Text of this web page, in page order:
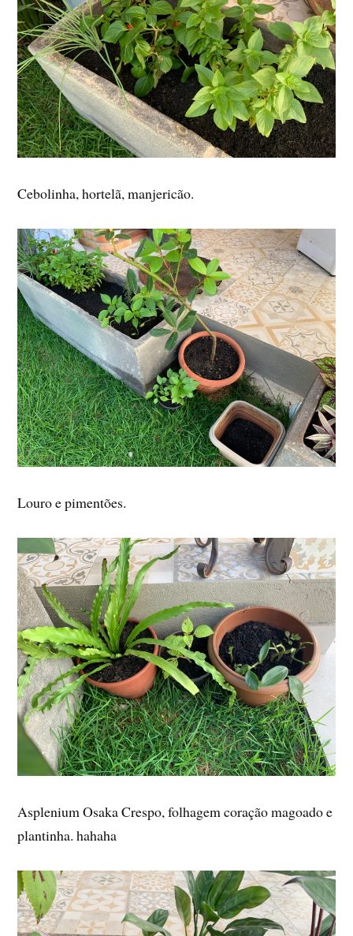
Cebolinha, hortelã, manjericão.
Louro e pimentões.
Asplenium Osaka Crespo, folhagem coração magoado e
plantinha. hahaha